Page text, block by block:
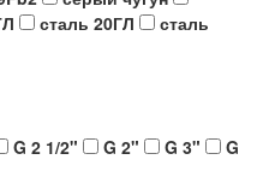
сталь 20ГЛ
сталь
G 2 1/2" G 2" G 3"
G